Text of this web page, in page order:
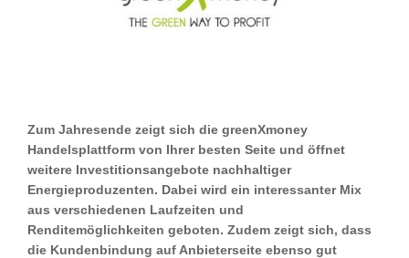
Zum Jahresende zeigt sich die greenXmoney
Handelsplattform von Ihrer besten Seite und öffnet
weitere Investitionsangebote nachhaltiger
Energieproduzenten. Dabei wird ein interessanter Mix
aus verschiedenen Laufzeiten und
Renditemöglichkeiten geboten. Zudem zeigt sich, dass
die Kundenbindung auf Anbieterseite ebenso gut